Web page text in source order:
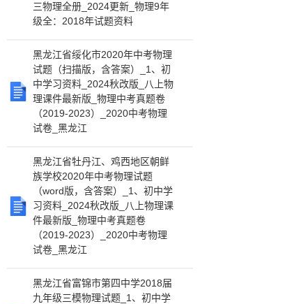
三物理全册_2024更新_物理9年
级全：2018年试题资料
黑龙江省绥化市2020年中考物理
试题（扫描版，含答案）_1、初
中学习资料_2024秋改版_八上物
理课件最新版_物理中考真题卷
（2019-2023）_2020中考物理
试卷_黑龙江
黑龙江省牡丹江、鸡西地区朝鲜
族学校2020年中考物理试题
（word版，含答案）_1、初中学
习资料_2024秋改版_八上物理课
件最新版_物理中考真题卷
（2019-2023）_2020中考物理
试卷_黑龙江
黑龙江省富锦市第四中学2018届
九年级三模物理试题_1、初中学